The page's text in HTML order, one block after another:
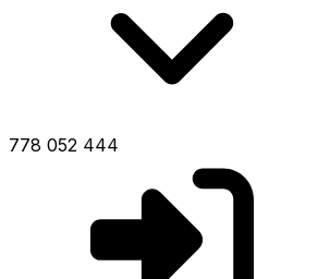
778 052 444